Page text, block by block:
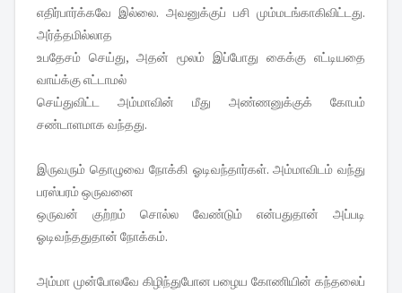
எதிர்பார்க்கவே இல்லை. அவனுக்குப் பசி மும்மடங்காகிவிட்டது.
அர்த்தமில்லாத
உபதேசம் செய்து, அதன் மூலம் இப்போது கைக்கு எட்டியதை
வாய்க்கு எட்டாமல்
செய்துவிட்ட அம்மாவின் மீது அண்ணனுக்குக் கோபம்
சண்டாளமாக வந்தது.
இருவரும் தொழுவை நோக்கி ஓடிவந்தார்கள். அம்மாவிடம் வந்து
பரஸ்பரம் ஒருவனை
ஒருவன் குற்றம் சொல்ல வேண்டும் என்பதுதான் அப்படி
ஓடிவந்ததுதான் நோக்கம்.
அம்மா முன்போலவே கிழிந்துபோன பழைய கோணியின் கந்தலைப்